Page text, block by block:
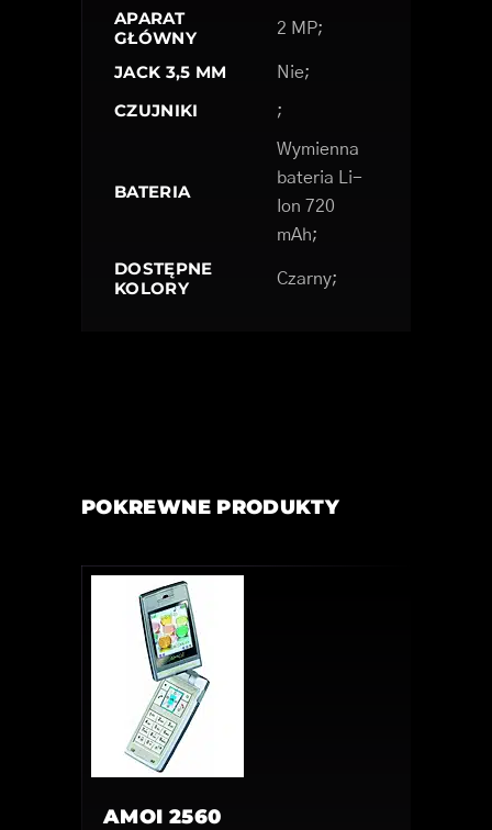
APARAT
GŁÓWNY
2 MP;
JACK 3,5 MM Nie;
CZUJNIKI ;
BATERIA
Wymienna
bateria Li-
Ion 720
mAh;
DOSTĘPNE
KOLORY
Czarny;
POKREWNE PRODUKTY
AMOI 2560